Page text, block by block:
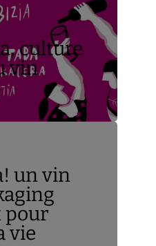
culture
vin
un vin
pour
vie